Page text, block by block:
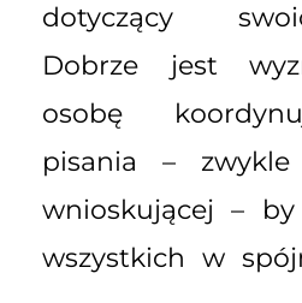
dotyczący
Dobrze jest
osobę
pisania –
wnioskującej – by
wszystkich w